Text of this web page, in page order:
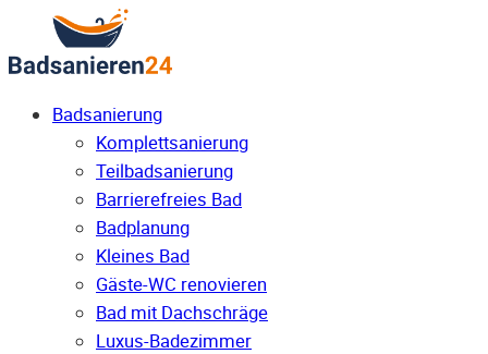
Badsanierung
Komplettsanierung
Teilbadsanierung
Barrierefreies Bad
Badplanung
Kleines Bad
Gäste-WC renovieren
Bad mit Dachschräge
Luxus-Badezimmer